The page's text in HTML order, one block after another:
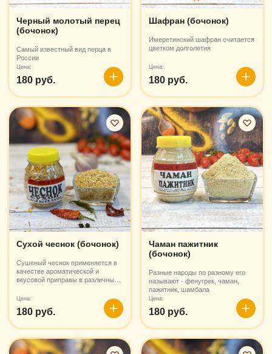
Черный молотый перец
(бочонок)
Самый известный вид перца в
России
Цена:
180 руб.
В
корзину
Шафран (бочонок)
Имеретинский шафран считается
цветком долголетия
Цена:
180 руб.
В
Сухой чеснок (бочонок)
Сушеный чеснок применяется в
качестве ароматической и
вкусовой приправы в различных
Цена:
180 руб.
В
корзину
Чаман пажитник
(бочонок)
Разные народы по разному его
называют - фенугрек, чаман,
пажитник, шамбала
Цена:
180 руб.
В